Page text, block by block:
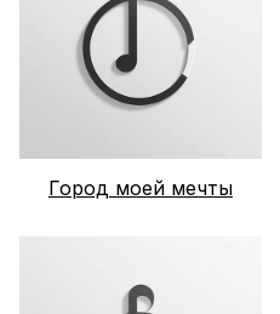
Город моей мечты